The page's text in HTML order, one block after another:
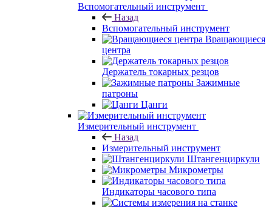
Вспомогательный инструмент
Назад
Вспомогательный инструмент
Вращающиеся
центра
Держатель токарных резцов
Зажимные
патроны
Цанги
Измерительный инструмент
Назад
Измерительный инструмент
Штангенциркули
Микрометры
Индикаторы часового типа